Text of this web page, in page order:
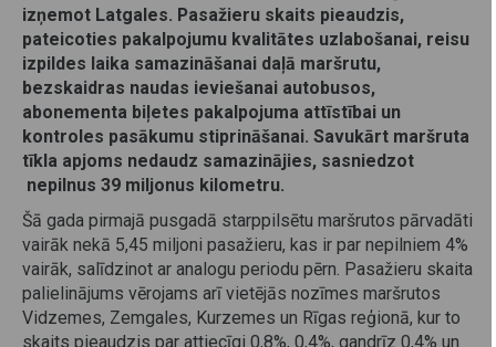
izņemot Latgales. Pasažieru skaits pieaudzis,
pateicoties pakalpojumu kvalitātes uzlabošanai, reisu
izpildes laika samazināšanai daļā maršrutu,
bezskaidras naudas ieviešanai autobusos,
abonementa biļetes pakalpojuma attīstībai un
kontroles pasākumu stiprināšanai. Savukārt maršruta
tīkla apjoms nedaudz samazinājies, sasniedzot
nepilnus 39 miljonus kilometru.
Šā gada pirmajā pusgadā starppilsētu maršrutos pārvadāti
vairāk nekā 5,45 miljoni pasažieru, kas ir par nepilniem 4%
vairāk, salīdzinot ar analogu periodu pērn. Pasažieru skaita
palielinājums vērojams arī vietējās nozīmes maršrutos
Vidzemes, Zemgales, Kurzemes un Rīgas reģionā, kur to
skaits pieaudzis par attiecīgi 0,8%, 0,4%, gandrīz 0,4% un